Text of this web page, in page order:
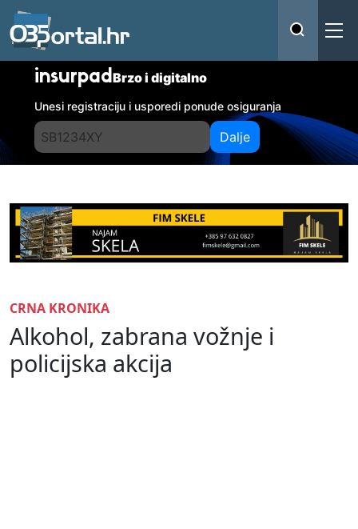
insurpadBrzo i digitalno
Unesi registraciju i usporedi ponude osiguranja
Dalje
CRNA KRONIKA
Alkohol, zabrana vožnje i
policijska akcija